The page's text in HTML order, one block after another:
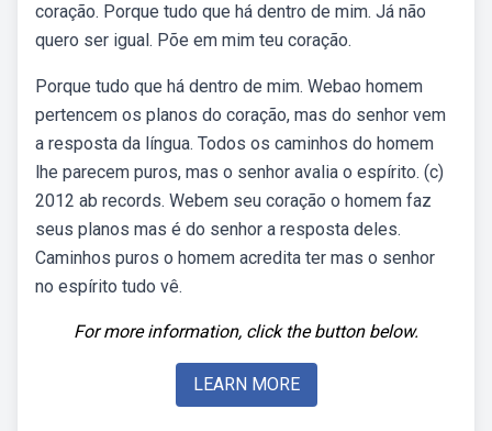
coração. Porque tudo que há dentro de mim. Já não
quero ser igual. Põe em mim teu coração.
Porque tudo que há dentro de mim. Webao homem
pertencem os planos do coração, mas do senhor vem
a resposta da língua. Todos os caminhos do homem
lhe parecem puros, mas o senhor avalia o espírito. (c)
2012 ab records. Webem seu coração o homem faz
seus planos mas é do senhor a resposta deles.
Caminhos puros o homem acredita ter mas o senhor
no espírito tudo vê.
For more information, click the button below.
LEARN MORE